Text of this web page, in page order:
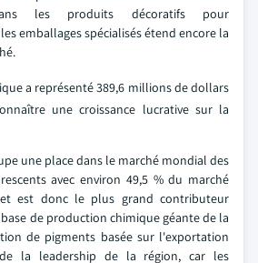
les produits décoratifs pour
emballages spécialisés étend encore la
a représenté 389,6 millions de dollars
une croissance lucrative sur la
une place dans le marché mondial des
avec environ 49,5 % du marché
est donc le plus grand contributeur
de production chimique géante de la
de pigments basée sur l'exportation
la leadership de la région, car les